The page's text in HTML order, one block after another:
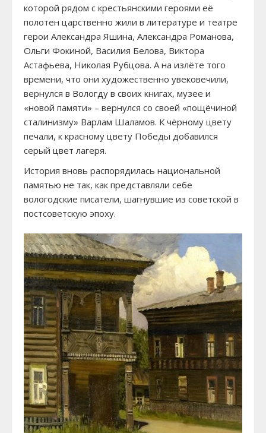
которой рядом с крестьянскими героями её
полотен царственно жили в литературе и театре
герои Александра Яшина, Александра Романова,
Ольги Фокиной, Василия Белова, Виктора
Астафьева, Николая Рубцова. А на излёте того
времени, что они художественно увековечили,
вернулся в Вологду в своих книгах, музее и
«новой памяти» – вернулся со своей «пощёчиной
сталинизму» Варлам Шаламов. К чёрному цвету
печали, к красному цвету Победы добавился
серый цвет лагеря.
История вновь распорядилась национальной
памятью не так, как представляли себе
вологодские писатели, шагнувшие из советской в
постсоветскую эпоху.